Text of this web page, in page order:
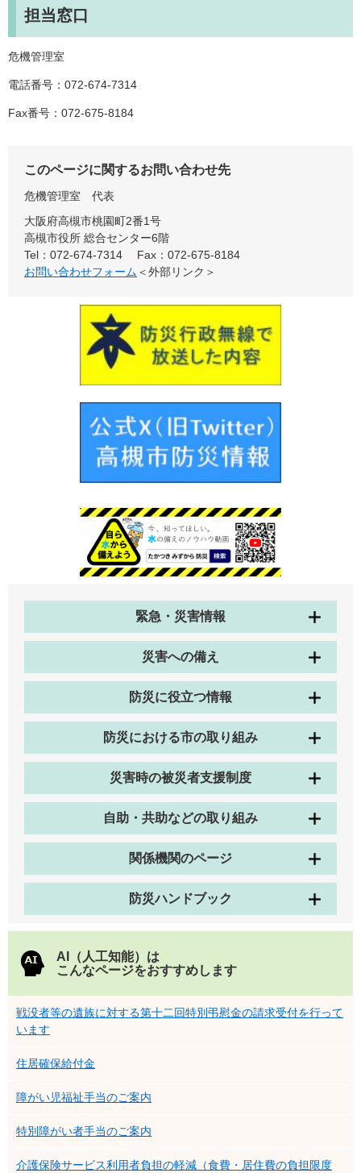
担当窓口
危機管理室
電話番号：072-674-7314
Fax番号：072-675-8184
このページに関するお問い合わせ先
危機管理室
代表
大阪府高槻市桃園町2番1号
高槻市役所 総合センター6階
Tel：072-674-7314
Fax：072-675-8184
お問い合わせフォーム ＜外部リンク＞
緊急・災害情報
災害への備え
防災に役立つ情報
防災における市の取り組み
災害時の被災者支援制度
自助・共助などの取り組み
関係機関のページ
防災ハンドブック
AI（人工知能）は
こんなページをおすすめします
戦没者等の遺族に対する第十二回特別弔慰金の請求受付を行って
います
住居確保給付金
障がい児福祉手当のご案内
特別障がい者手当のご案内
介護保険サービス利用者負担の軽減（食費・居住費の負担限度